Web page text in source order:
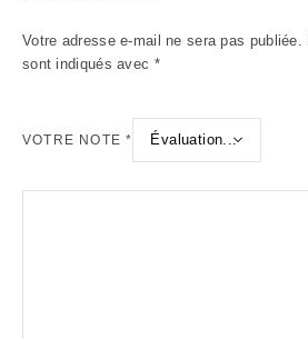
Votre adresse e-mail ne sera pas publiée.
sont indiqués avec *
VOTRE NOTE*